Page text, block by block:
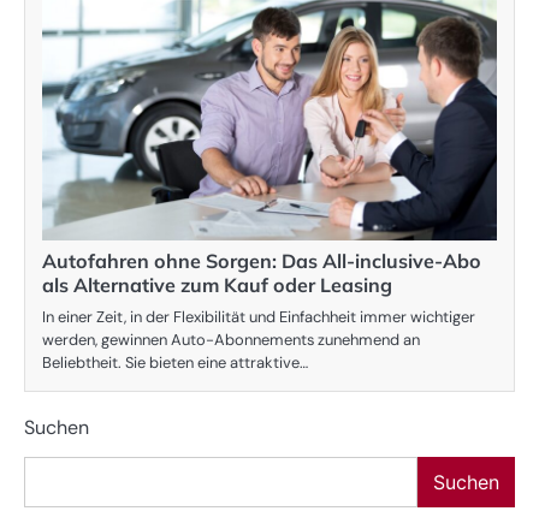
Autofahren ohne Sorgen: Das All-inclusive-Abo
als Alternative zum Kauf oder Leasing
In einer Zeit, in der Flexibilität und Einfachheit immer wichtiger
werden, gewinnen Auto-Abonnements zunehmend an
Beliebtheit. Sie bieten eine attraktive…
Suchen
Suchen